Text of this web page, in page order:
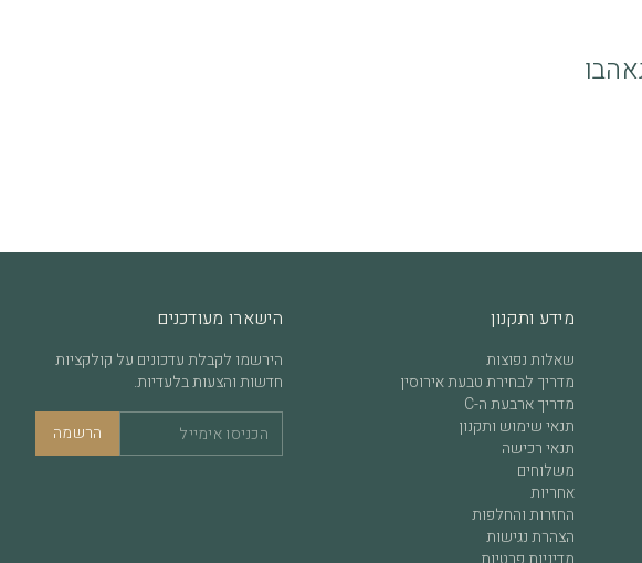
מידע ותקנון
שאלות נפוצות
מדריך לבחירת טבעת אירוסין
מדריך ארבעת ה-C
תנאי שימוש ותקנון
תנאי רכישה
משלוחים
אחריות
החזרות והחלפות
הצהרת נגישות
הישארו מעודכנים
הירשמו לקבלת עדכונים על קולקציות
חדשות והצעות בלעדיות.
הרשמה